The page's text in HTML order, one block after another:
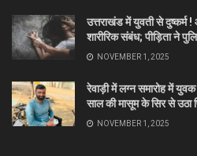
उत्तराखंड में युवती से दुष्कर्म
शारीरिक संबंध; पीड़िता ने
NOVEMBER 1, 2025
रेवाड़ी में लग्न समारोह में
साल की मासूम के सिर से उठा
NOVEMBER 1, 2025